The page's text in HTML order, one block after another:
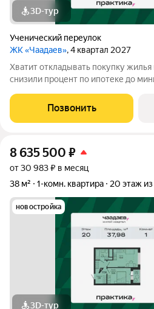
3D-тур
Ученический переулок
ЖК «Чаадаев», 4 квартал 2027
Хватит откладывать покупку
снизили процент по ипотеке до
для всех от 0,11%. Узнай свое
продаж прямо
Позвонить
8 635 500 ₽
от 30 983 ₽ в месяц
38 м²
1-комн. квартира 20 этаж из
новостройка
3D-тур